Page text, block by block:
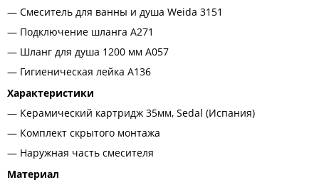
Смеситель для ванны и душа Weida 3151
Подключение шланга A271
Шланг для душа 1200 мм A057
Гигиеническая лейка A136
Характеристики
Керамический картридж 35мм, Sedal (Испания)
Комплект скрытого монтажа
Наружная часть смесителя
Материал